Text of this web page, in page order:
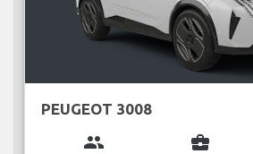
PEUGEOT 3008
group business_center